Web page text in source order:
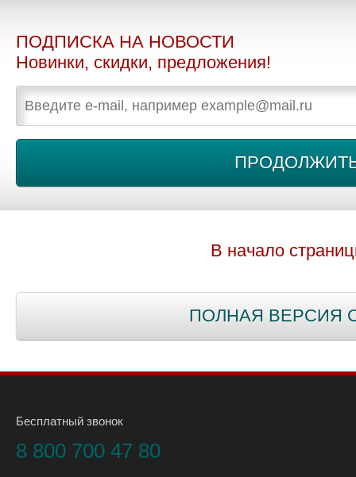
ПОДПИСКА НА НОВОСТИ
Новинки, скидки, предложения!
В начало
ПОЛНАЯ ВЕРСИЯ
Бесплатный звонок
8 800 700 47 80